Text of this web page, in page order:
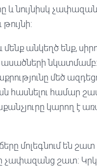
նույնիսկ
անկեղծ ենք,
ասածների
մեծ
հասնելու
կարող է
մոլեգնում են շատ
շատ: